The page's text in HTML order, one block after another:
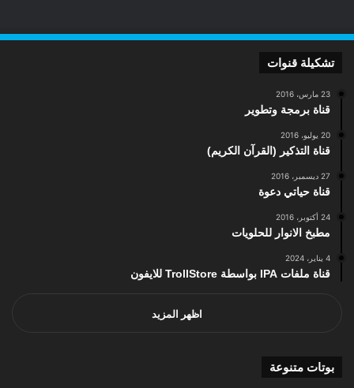
تشكيلة قنوات
23 مارس، 2016
قناة برمجة وتطوير
20 يوليو، 2016
قناة التذكير (القرآن الكريم)
27 ديسمبر، 2016
قناة حياتي دعوة
24 أكتوبر، 2016
مطبخ الانوار للحلويات
4 يناير، 2024
قناة ملفات IPA بواسطة TrollStore للايفون
اظهر المزيد
بوتات متنوعة